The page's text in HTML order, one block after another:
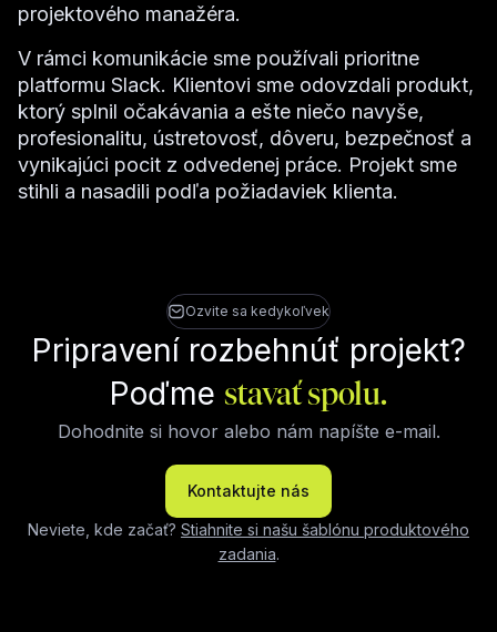
projektového manažéra.
V rámci komunikácie sme používali prioritne
platformu Slack. Klientovi sme odovzdali produkt,
ktorý splnil očakávania a ešte niečo navyše,
profesionalitu, ústretovosť, dôveru, bezpečnosť a
vynikajúci pocit z odvedenej práce. Projekt sme
stihli a nasadili podľa požiadaviek klienta.
Ozvite sa kedykoľvek
Pripravení rozbehnúť projekt?
Poďmestavať spolu.
Dohodnite si hovor alebo nám napíšte e-mail.
Kontaktujte nás
Neviete, kde začať? Stiahnite si našu šablónu produktového
zadania.